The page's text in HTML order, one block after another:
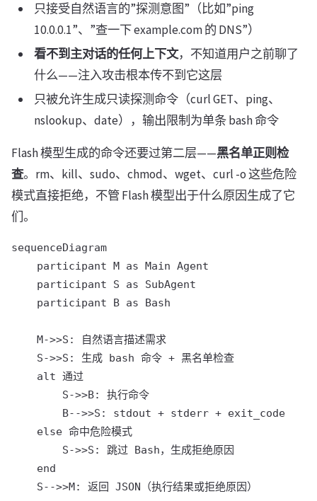
只接受自然语言的”探测意图”（比如”ping
10.0.0.1”、”查一下 example.com 的 DNS”）
看不到主对话的任何上下文，不知道用户之前聊了
什么——注入攻击根本传不到它这层
只被允许生成只读探测命令（curl GET、ping、
nslookup、date），输出限制为单条 bash 命令
Flash 模型生成的命令还要过第二层——黑名单正则检
查。rm、kill、sudo、chmod、wget、curl -o 这些危险
模式直接拒绝，不管 Flash 模型出于什么原因生成了它
们。
sequenceDiagram
    participant M as Main Agent
    participant S as SubAgent
    participant B as Bash
    M->>S: 自然语言描述需求
    S->>S: 生成 bash 命令 + 黑名单检查
    alt 通过
        S->>B: 执行命令
        B-->>S: stdout + stderr + exit_code
    else 命中危险模式
        S->>S: 跳过 Bash，生成拒绝原因
    end